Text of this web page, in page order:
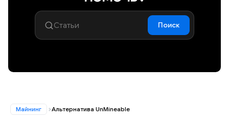
Поиск
Майнинг Альтернатива UnMineable